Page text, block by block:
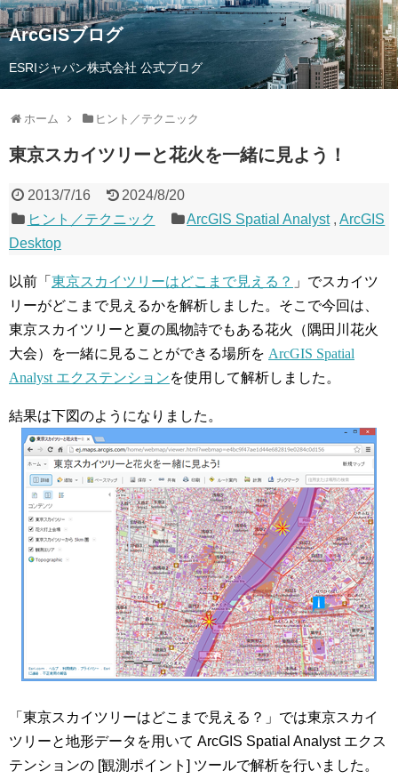
ArcGISブログ
ESRIジャパン株式会社 公式ブログ
ホーム ヒント／テクニック
東京スカイツリーと花火を一緒に見よう！
2013/7/16
2024/8/20
ヒント／テクニック
ArcGIS Spatial Analyst,ArcGIS
Desktop
以前「 東京スカイツリーはどこまで見える？ 」でスカイツ
リーがどこまで見えるかを解析しました。そこで今回は、
東京スカイツリーと夏の風物詩でもある花火（隅田川花火
大会）を一緒に見ることができる場所を ArcGIS Spatial
Analyst エクステンションを使用して解析しました。
結果は下図のようになりました。
「東京スカイツリーはどこまで見える？」では東京スカイ
ツリーと地形データを用いて ArcGIS Spatial Analyst エクス
テンションの [観測ポイント] ツールで解析を行いました。